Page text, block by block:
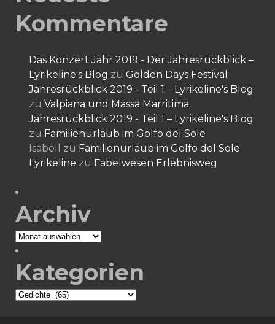
Kommentare
Das Konzert Jahr 2019 - Der Jahresrückblick –
Lyrikeline's Blog zu Golden Days Festival
Jahresrückblick 2019 - Teil 1 – Lyrikeline's Blog
zu Valpiana und Massa Marritima
Jahresrückblick 2019 - Teil 1 – Lyrikeline's Blog
zu Familienurlaub im Golfo del Sole
Isabell
zu Familienurlaub im Golfo del Sole
Lyrikeline zu Fabelwesen Erlebnisweg
Archiv
Archiv
Kategorien
Kategorien